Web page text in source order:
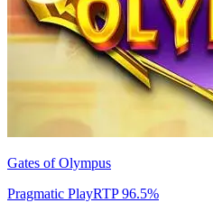
Gates of Olympus
Pragmatic PlayRTP96.5%